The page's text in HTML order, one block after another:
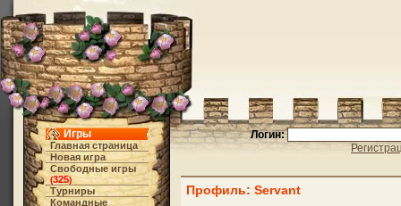
Игры
Главная страница
Новая игра
Свободные игры
(325)
Турниры
Командные
Логин:
Профиль: Servant